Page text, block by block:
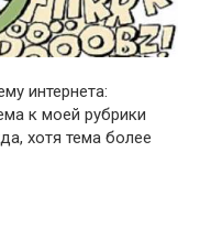
интернета:
к моей рубрики
хотя тема более